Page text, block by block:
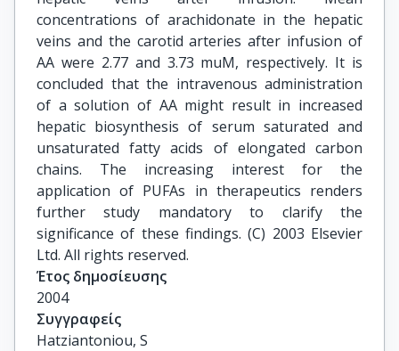
concentrations of arachidonate in the hepatic
veins and the carotid arteries after infusion of
AA were 2.77 and 3.73 muM, respectively. It is
concluded that the intravenous administration
of a solution of AA might result in increased
hepatic biosynthesis of serum saturated and
unsaturated fatty acids of elongated carbon
chains. The increasing interest for the
application of PUFAs in therapeutics renders
further study mandatory to clarify the
significance of these findings. (C) 2003 Elsevier
Ltd. All rights reserved.
Έτος δημοσίευσης
2004
Συγγραφείς
Hatziantoniou, S